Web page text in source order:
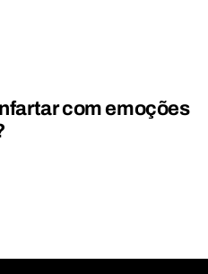
com emoções